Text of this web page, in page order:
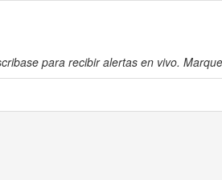
para recibir alertas en vivo.